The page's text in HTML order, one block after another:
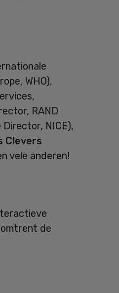
WHO),
RAND
NICE),
Clevers
vele anderen!
de